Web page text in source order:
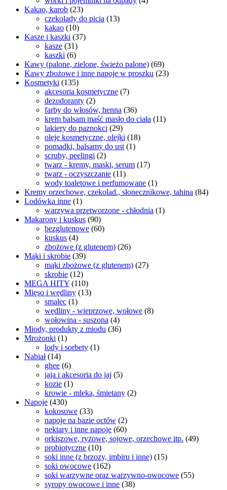
Kakao, karob (23)
czekolady do picia (13)
kakao (10)
Kasze i kaszki (37)
kasze (31)
kaszki (6)
Kawy (palone, zielone, świeżo palone) (69)
Kawy zbożowe i inne napoje w proszku (23)
Kosmetyki (135)
akcesoria kosmetyczne (7)
dezodoranty (2)
farby do włosów, henna (36)
krem balsam maść masło do ciała (11)
lakiery do paznokci (29)
oleje kosmetyczne, olejki (18)
pomadki, balsamy do ust (1)
scruby, peelingi (2)
twarz - kremy, maski, serum (17)
twarz - oczyszczanie (11)
wody toaletowe i perfumowane (1)
Kremy orzechowe, czekolad., słonecznikowe, tahina (84)
Lodówka inne (1)
warzywa przetworzone - chłodnia (1)
Makarony i kuskus (90)
bezglutenowe (60)
kuskus (4)
zbożowe (z glutenem) (26)
Mąki i skrobie (39)
mąki zbożowe (z glutenem) (27)
skrobie (12)
MEGA HITY (110)
Mięso i wędliny (13)
smalec (1)
wędliny - wieprzowe, wołowe (8)
wołowina - suszona (4)
Miody, produkty z miodu (36)
Mrożonki (1)
lody i sorbety (1)
Nabiał (14)
ghee (6)
jaja i akcesoria do jaj (5)
kozie (1)
krowie - mleka, śmietany (2)
Napoje (430)
kokosowe (33)
napoje na bazie octów (2)
nektary i inne napoje (60)
orkiszowe, ryżowe, sojowe, orzechowe itp. (49)
probiotyczne (10)
soki inne (z brzozy, imbiru i inne) (15)
soki owocowe (162)
soki warzywne oraz warzywno-owocowe (55)
syropy owocowe i inne (38)